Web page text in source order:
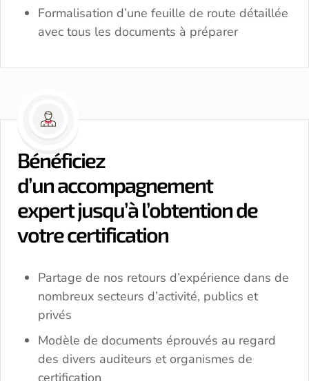
Formalisation d’une feuille de route détaillée
avec tous les documents à préparer
Bénéficiez
d’un accompagnement
expert jusqu’à l’obtention de
votre certification
Partage de nos retours d’expérience dans de
nombreux secteurs d’activité, publics et
privés
Modèle de documents éprouvés au regard
des divers auditeurs et organismes de
certification